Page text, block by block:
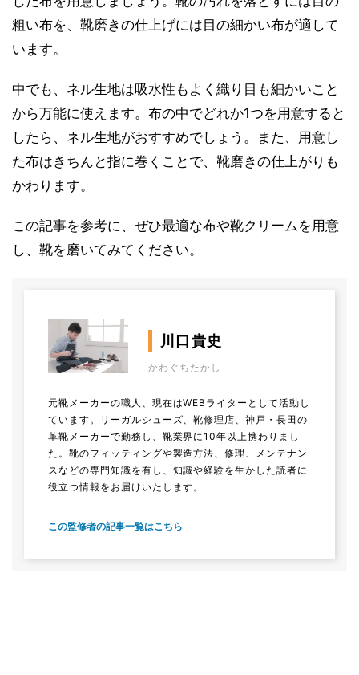
粗い布を、靴磨きの仕上げには目の細かい布が適して
います。
中でも、ネル生地は吸水性もよく織り目も細かいこと
から万能に使えます。布の中でどれか1つを用意すると
したら、ネル生地がおすすめでしょう。また、用意し
た布はきちんと指に巻くことで、靴磨きの仕上がりも
かわります。
この記事を参考に、ぜひ最適な布や靴クリームを用意
し、靴を磨いてみてください。
川口貴史
かわぐちたかし
元靴メーカーの職人、現在はWEBライターとして活動し
ています。リーガルシューズ、靴修理店、神戸・長田の
革靴メーカーで勤務し、靴業界に10年以上携わりまし
た。靴のフィッティングや製造方法、修理、メンテナン
スなどの専門知識を有し、知識や経験を生かした読者に
役立つ情報をお届けいたします。
この監修者の記事一覧はこちら